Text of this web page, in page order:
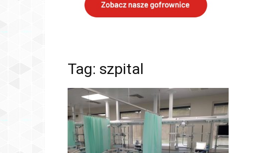
Tag: szpital